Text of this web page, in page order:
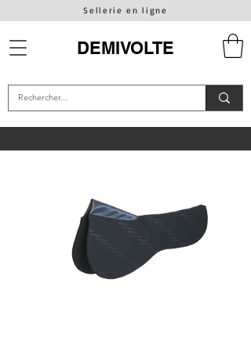
Sellerie en ligne
DEMIVOLTE